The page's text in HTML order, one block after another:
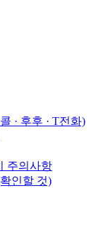
· 후후 · T전화)
주의사항
인할 것)